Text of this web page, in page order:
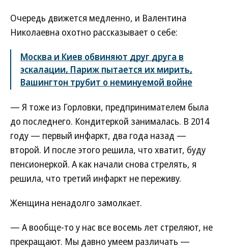
Очередь движется медленно, и Валентина
Николаевна охотно рассказывает о себе:
Москва и Киев обвиняют друг друга в
эскалации, Париж пытается их мирить,
Вашингтон трубит о неминуемой войне
— Я тоже из Горловки, предпринимателем была
до последнего. Кондитеркой занималась. В 2014
году — первый инфаркт, два года назад —
второй. И после этого решила, что хватит, буду
пенсионеркой. А как начали снова стрелять, я
решила, что третий инфаркт не переживу.
Женщина ненадолго замолкает.
— А вообще-то у нас все восемь лет стреляют, не
прекращают. Мы давно умеем различать —